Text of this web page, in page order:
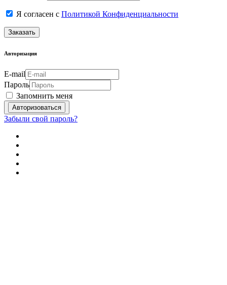
Я согласен с Политикой Конфиденциальности
Заказать
Авторизация
E-mail
Пароль
Запомнить меня
Забыли свой пароль?